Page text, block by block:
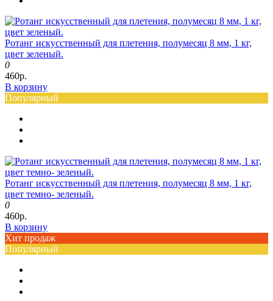
Ротанг искусственный для плетения, полумесяц 8 мм, 1 кг,
цвет зеленый.
0
460р.
В корзину
Популярный
Ротанг искусственный для плетения, полумесяц 8 мм, 1 кг,
цвет темно- зеленый.
0
460р.
В корзину
Хит продаж
Популярный